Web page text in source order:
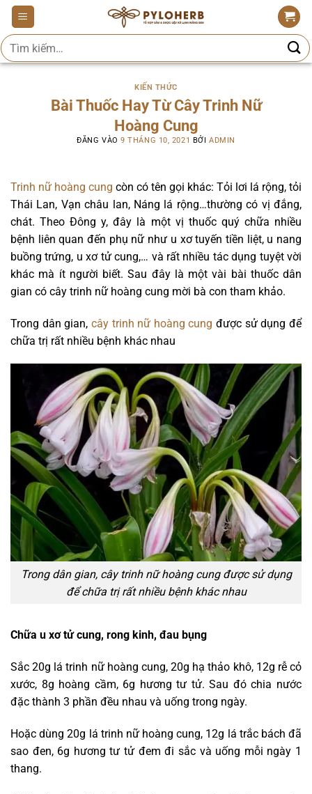
Bỏ
qua
nội
dung
Tìm
kiếm:
KIẾN THỨC
Bài Thuốc Hay Từ Cây Trinh Nữ
Hoàng Cung
ĐĂNG VÀO9 THÁNG 10, 2021 BỞI ADMIN
Trinh nữ hoàng cung còn có tên gọi khác: Tỏi lơi lá rộng, tỏi
Thái Lan, Vạn châu lan, Náng lá rộng…thường có vị đắng,
chát. Theo Đông y, đây là một vị thuốc quý chữa nhiều
bệnh liên quan đến phụ nữ như u xơ tuyến tiền liệt, u nang
buồng trứng, u xơ tử cung,… và rất nhiều tác dụng tuyệt vời
khác mà ít người biết. Sau đây là một vài bài thuốc dân
gian có cây trinh nữ hoàng cung mời bà con tham khảo.
Trong dân gian, cây trinh nữ hoàng cung được sử dụng để
chữa trị rất nhiều bệnh khác nhau
Trong dân gian, cây trinh nữ hoàng cung được sử dụng
để chữa trị rất nhiều bệnh khác nhau
Chữa u xơ tử cung, rong kinh, đau bụng
Sắc 20g lá trinh nữ hoàng cung, 20g hạ thảo khô, 12g rễ cỏ
xước, 8g hoàng cầm, 6g hương tư tử. Sau đó chia nước
đặc thành 3 phần đều nhau và uống trong ngày.
Hoặc dùng 20g lá trinh nữ hoàng cung, 12g lá trắc bách đã
sao đen, 6g hương tư tử đem đi sắc và uống mỗi ngày 1
thang.